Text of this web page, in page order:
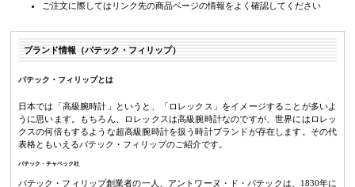
ご注文に際してはリンク先の商品ページの情報をよく確認してください
ブランド情報（パテック・フィリップ）
パテック・フィリップとは
日本では「高級腕時計」というと、「ロレックス」をイメージすることが多いよ
うに思います。もちろん、ロレックスは高級腕時計なのですが、世界にはロレッ
クスの何倍もするような超高級腕時計を扱う時計ブランドが存在します。その代
表格ともいえるパテック・フィリップのご紹介です。
パテック・チャペック社
パテック・フィリップ創業者の一人、アントワーヌ・ド・パテックは、1830年に